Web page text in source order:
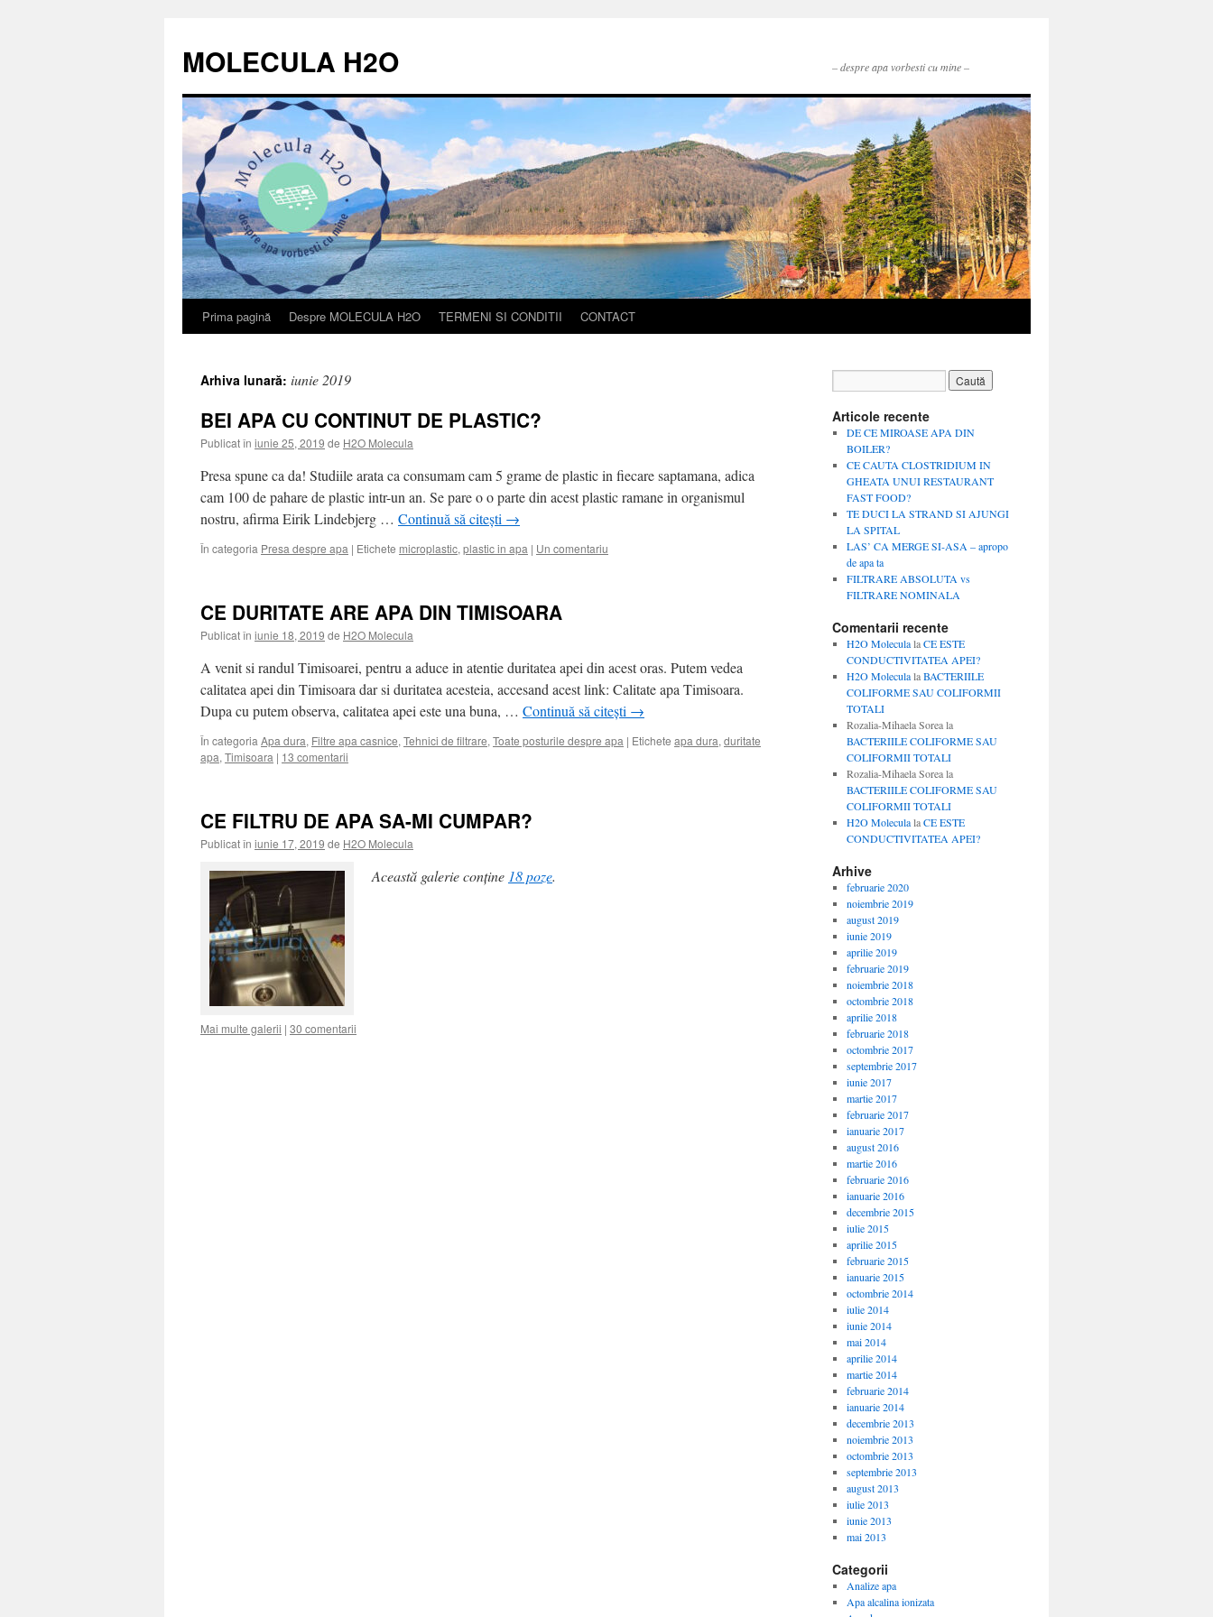
conținut
MOLECULA H2O – despre apa vorbesti cu mine –
Prima pagină Despre MOLECULA H2O TERMENI SI CONDITII CONTACT
Arhiva lunară: iunie 2019
BEI APA CU CONTINUT DE PLASTIC?
Publicat în iunie 25, 2019 de H2O Molecula
Presa spune ca da! Studiile arata ca consumam cam 5 grame de plastic in fiecare saptamana, adica
cam 100 de pahare de plastic intr-un an. Se pare o o parte din acest plastic ramane in organismul
nostru, afirma Eirik Lindebjerg … Continuă să citești →
În categoria Presa despre apa | Etichete microplastic, plastic in apa | Un comentariu
CE DURITATE ARE APA DIN TIMISOARA
Publicat în iunie 18, 2019 de H2O Molecula
A venit si randul Timisoarei, pentru a aduce in atentie duritatea apei din acest oras. Putem vedea
calitatea apei din Timisoara dar si duritatea acesteia, accesand acest link: Calitate apa Timisoara.
Dupa cu putem observa, calitatea apei este una buna, … Continuă să citești →
În categoria Apa dura, Filtre apa casnice, Tehnici de filtrare, Toate posturile despre apa | Etichete apa dura, duritate
apa, Timisoara | 13 comentarii
CE FILTRU DE APA SA-MI CUMPAR?
Publicat în iunie 17, 2019 de H2O Molecula
Această galerie conține 18 poze.
Mai multe galerii | 30 comentarii
Articole recente
DE CE MIROASE APA DIN
BOILER?
CE CAUTA CLOSTRIDIUM IN
GHEATA UNUI RESTAURANT
FAST FOOD?
TE DUCI LA STRAND SI AJUNGI
LA SPITAL
LAS’ CA MERGE SI-ASA – apropo
de apa ta
FILTRARE ABSOLUTA vs
FILTRARE NOMINALA
Comentarii recente
H2O MoleculalaCE ESTE
CONDUCTIVITATEA APEI?
H2O MoleculalaBACTERIILE
COLIFORME SAU COLIFORMII
TOTALI
Rozalia-Mihaela Soreala
BACTERIILE COLIFORME SAU
COLIFORMII TOTALI
Rozalia-Mihaela Soreala
BACTERIILE COLIFORME SAU
COLIFORMII TOTALI
H2O MoleculalaCE ESTE
CONDUCTIVITATEA APEI?
Arhive
februarie 2020
noiembrie 2019
august 2019
iunie 2019
aprilie 2019
februarie 2019
noiembrie 2018
octombrie 2018
aprilie 2018
februarie 2018
octombrie 2017
septembrie 2017
iunie 2017
martie 2017
februarie 2017
ianuarie 2017
august 2016
martie 2016
februarie 2016
ianuarie 2016
decembrie 2015
iulie 2015
aprilie 2015
februarie 2015
ianuarie 2015
octombrie 2014
iulie 2014
iunie 2014
mai 2014
aprilie 2014
martie 2014
februarie 2014
ianuarie 2014
decembrie 2013
noiembrie 2013
octombrie 2013
septembrie 2013
august 2013
iulie 2013
iunie 2013
mai 2013
Categorii
Analize apa
Apa alcalina ionizata